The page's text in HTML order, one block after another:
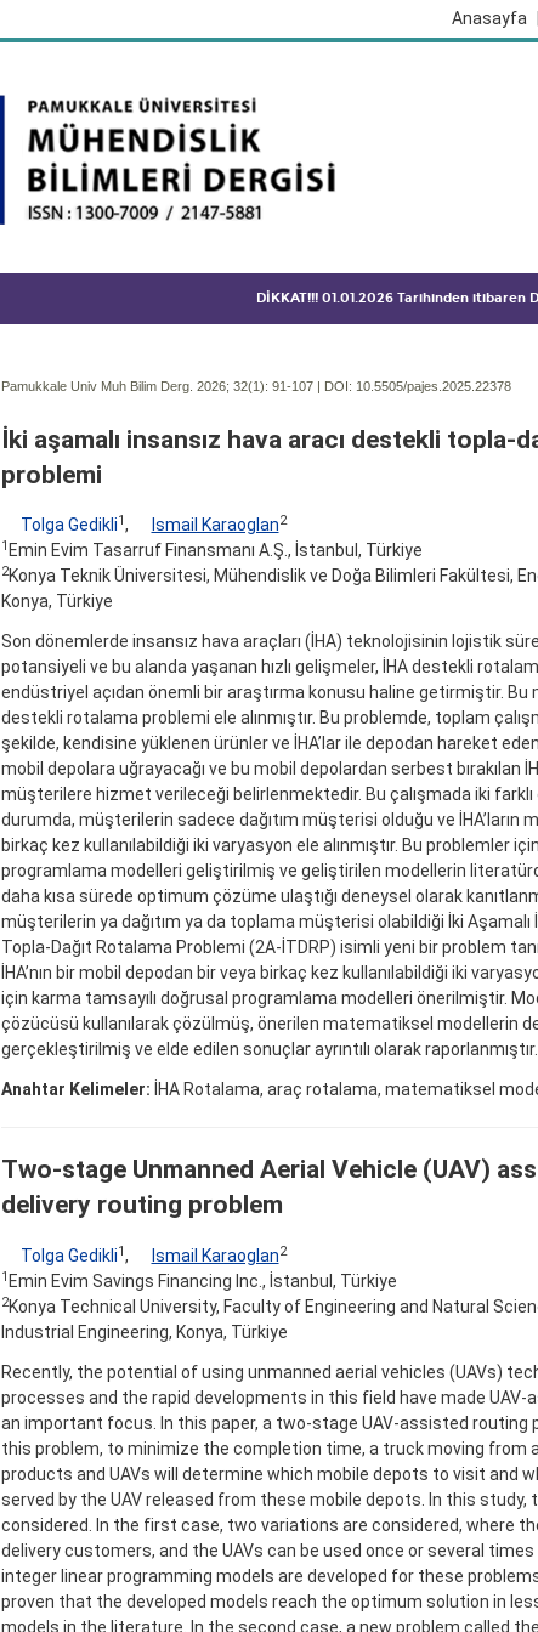
Anasayfa
DİKKAT!!! 01.01.2026 Tarihinden itibaren
Pamukkale Univ Muh Bilim Derg. 2026; 32(1): 91-107 | DOI: 10.5505/pajes.2025.22378
İki aşamalı insansız hava aracı destekli topla-
problemi
Tolga Gedikli1 , Ismail Karaoglan2
1 Emin Evim Tasarruf Finansmanı A.Ş., İstanbul, Türkiye
2Konya Teknik Üniversitesi, Mühendislik ve Doğa Bilimleri Fakültesi,
Konya, Türkiye
Son dönemlerde insansız hava araçları (İHA) teknolojisinin lojistik
potansiyeli ve bu alanda yaşanan hızlı gelişmeler, İHA destekli
endüstriyel açıdan önemli bir araştırma konusu haline getirmiştir. Bu
destekli rotalama problemi ele alınmıştır. Bu problemde, toplam
şekilde, kendisine yüklenen ürünler ve İHA’lar ile depodan hareket
mobil depolara uğrayacağı ve bu mobil depolardan serbest bırakılan
müşterilere hizmet verileceği belirlenmektedir. Bu çalışmada iki farklı
durumda, müşterilerin sadece dağıtım müşterisi olduğu ve İHA’ların
birkaç kez kullanılabildiği iki varyasyon ele alınmıştır. Bu problemler
programlama modelleri geliştirilmiş ve geliştirilen modellerin
daha kısa sürede optimum çözüme ulaştığı deneysel olarak
müşterilerin ya dağıtım ya da toplama müşterisi olabildiği İki Aşamalı
Topla-Dağıt Rotalama Problemi (2A-İTDRP) isimli yeni bir problem
İHA’nın bir mobil depodan bir veya birkaç kez kullanılabildiği iki
için karma tamsayılı doğrusal programlama modelleri önerilmiştir.
çözücüsü kullanılarak çözülmüş, önerilen matematiksel modellerin
gerçekleştirilmiş ve elde edilen sonuçlar ayrıntılı olarak raporlanmıştır.
Anahtar Kelimeler: İHA Rotalama, araç rotalama, matematiksel
Two-stage Unmanned Aerial Vehicle (UAV)
delivery routing problem
Tolga Gedikli1, Ismail Karaoglan2
1 Emin Evim Savings Financing Inc., İstanbul, Türkiye
2Konya Technical University, Faculty of Engineering and Natural
Industrial Engineering, Konya, Türkiye
Recently, the potential of using unmanned aerial vehicles (UAVs)
processes and the rapid developments in this field have made
an important focus. In this paper, a two-stage UAV-assisted routing
this problem, to minimize the completion time, a truck moving from
products and UAVs will determine which mobile depots to visit and
served by the UAV released from these mobile depots. In this
considered. In the first case, two variations are considered, where
delivery customers, and the UAVs can be used once or several
integer linear programming models are developed for these
proven that the developed models reach the optimum solution in
models in the literature. In the second case, a new problem called